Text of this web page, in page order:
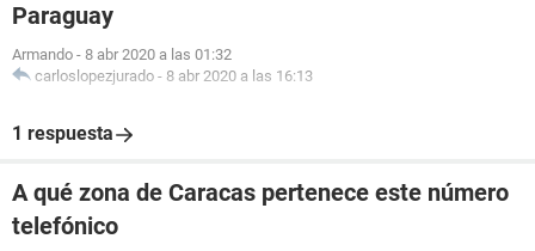
Paraguay
Armando - 8 abr 2020 a las 01:32
carloslopezjurado - 8 abr 2020 a las 16:13
1 respuesta
A qué zona de Caracas pertenece este número
telefónico